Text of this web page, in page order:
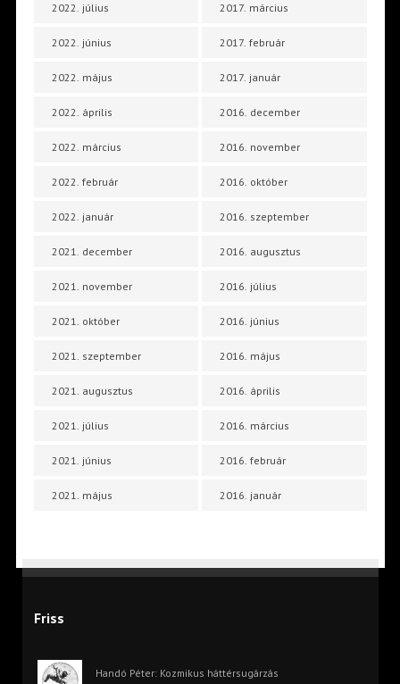
2022. július
2022. június
2022. május
2022. április
2022. március
2022. február
2022. január
2021. december
2021. november
2021. október
2021. szeptember
2021. augusztus
2021. július
2021. június
2021. május
2017. március
2017. február
2017. január
2016. december
2016. november
2016. október
2016. szeptember
2016. augusztus
2016. július
2016. június
2016. május
2016. április
2016. március
2016. február
2016. január
Friss
Handó Péter: Kozmikus háttérsugárzás